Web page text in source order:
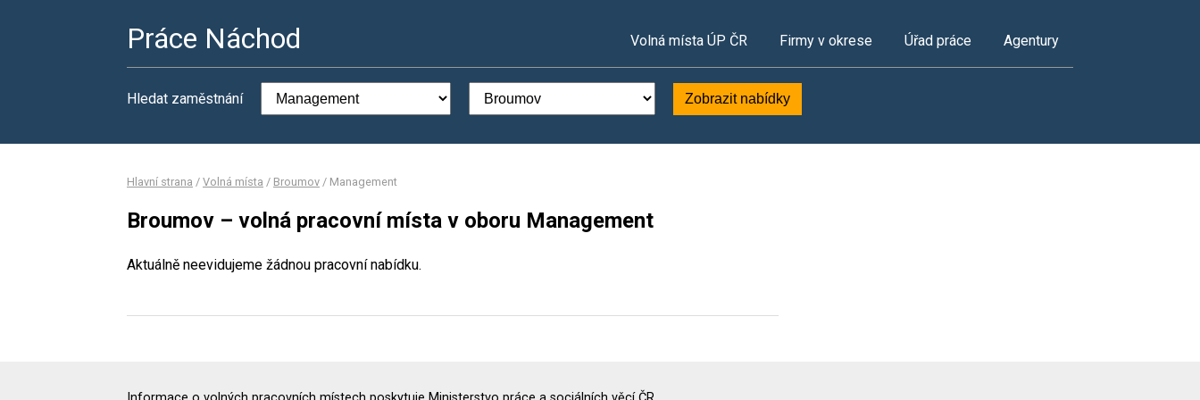
Práce Náchod Volná místa ÚP ČR Firmy v okrese Úřad práce Agentury
Hledat zaměstnání Zobrazit nabídky
Hlavní strana / Volná místa / Broumov / Management
Broumov – volná pracovní místa v oboru Management
Aktuálně neevidujeme žádnou pracovní nabídku.